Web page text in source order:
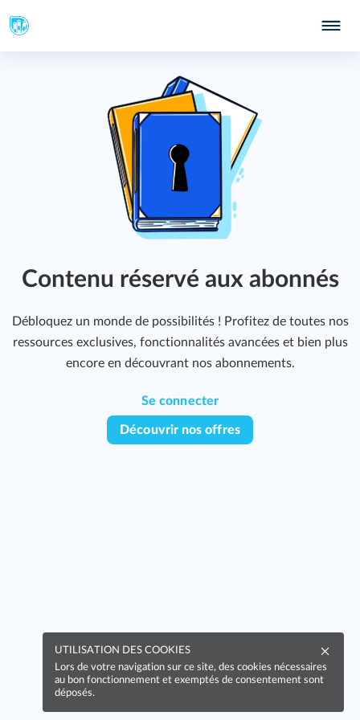
Contenu réservé aux abonnés
Débloquez un monde de possibilités ! Profitez de toutes nos
ressources exclusives, fonctionnalités avancées et bien plus
encore en découvrant nos abonnements.
Se connecter
Découvrir nos offres
UTILISATION DES COOKIES
Lors de votre navigation sur ce site, des cookies nécessaires
au bon fonctionnement et exemptés de consentement sont
déposés.